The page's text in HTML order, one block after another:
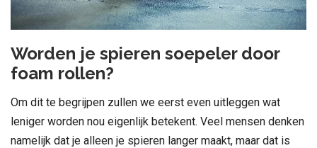
Worden je spieren soepeler door
foam rollen?
Om dit te begrijpen zullen we eerst even uitleggen wat
leniger worden nou eigenlijk betekent. Veel mensen denken
namelijk dat je alleen je spieren langer maakt, maar dat is